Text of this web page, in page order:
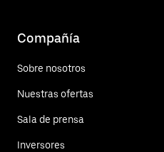
Compañía
Sobre nosotros
Nuestras ofertas
Sala de prensa
Inversores